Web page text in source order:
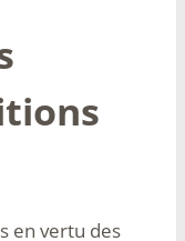
en vertu des